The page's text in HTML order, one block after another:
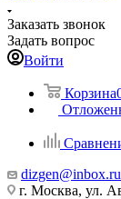
Заказать звонок
Задать вопрос
Войти
Корзина
dizgen@inbox.ru
г. Москва, ул.